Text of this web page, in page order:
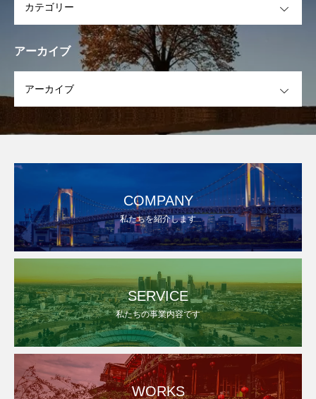
アーカイブ
COMPANY
私たちを紹介します
SERVICE
私たちの事業内容です
WORKS